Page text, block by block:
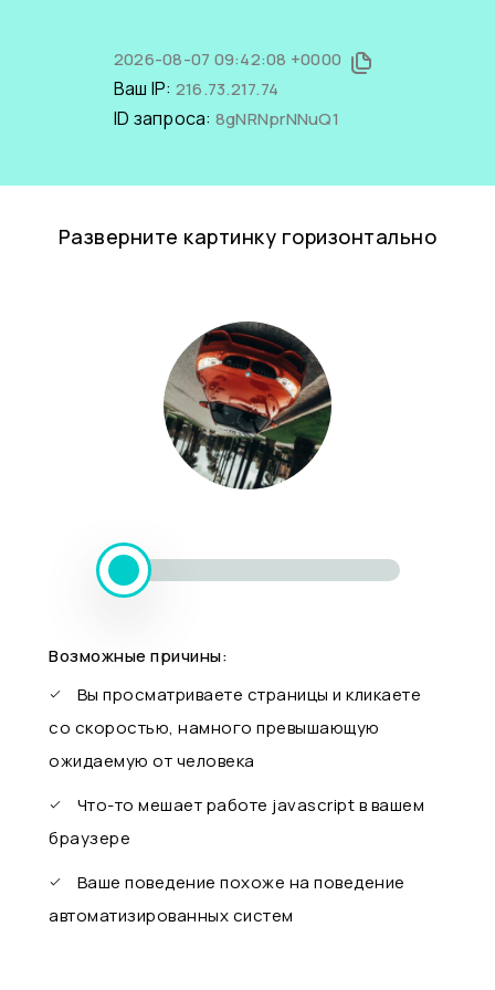
2026-08-07 09:42:08 +0000
Ваш IP: 216.73.217.74
ID запроса: 8gNRNprNNuQ1
Разверните картинку горизонтально
Возможные причины:
Вы просматриваете страницы и кликаете
со скоростью, намного превышающую
ожидаемую от человека
Что-то мешает работе javascript в вашем
браузере
Ваше поведение похоже на поведение
автоматизированных систем